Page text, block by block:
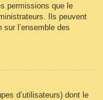
permissions que le
Ils peuvent
l’ensemble des
d’utilisateurs) dont le